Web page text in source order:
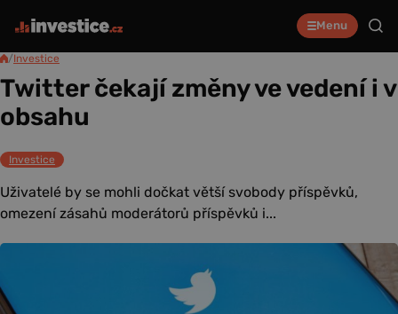
Menu
/Investice
Twitter čekají změny ve vedení i v
obsahu
Investice
Uživatelé by se mohli dočkat větší svobody příspěvků,
omezení zásahů moderátorů příspěvků i...